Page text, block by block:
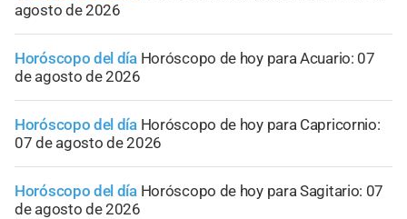
agosto de 2026
Horóscopo del día Horóscopo de hoy para Acuario: 07
de agosto de 2026
Horóscopo del día Horóscopo de hoy para Capricornio:
07 de agosto de 2026
Horóscopo del día Horóscopo de hoy para Sagitario: 07
de agosto de 2026